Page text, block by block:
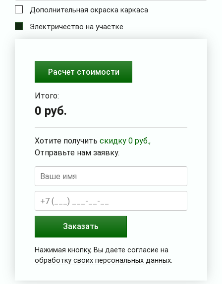
Дополнительная окраска каркаса
Электричество на участке
Расчет стоимости
Итого:
0 руб.
Хотите получить скидку 0 руб.,
Отправьте нам заявку.
Заказать
Нажимая кнопку, Вы даете согласие на
обработку своих персональных данных.